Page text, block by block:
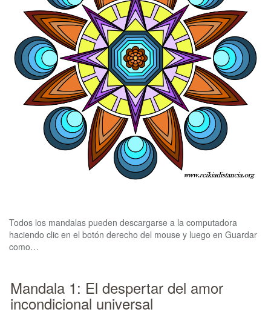
Todos los mandalas pueden descargarse a la computadora
haciendo clic en el botón derecho del mouse y luego en Guardar
como…
Mandala 1: El despertar del amor
incondicional universal